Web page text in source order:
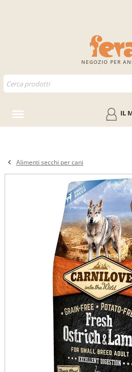
NEGOZIO PER
IL
Alimenti secchi per cani